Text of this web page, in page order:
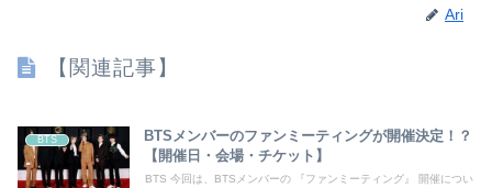
Ari
【関連記事】
BTS
BTSメンバーのファンミーティングが開催決定！？
【開催日・会場・チケット】
BTS 今回は、BTSメンバーの 『ファンミーティング』 開催につい